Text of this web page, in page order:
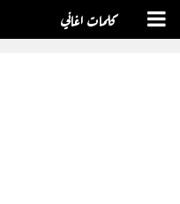
كلمات اغاني